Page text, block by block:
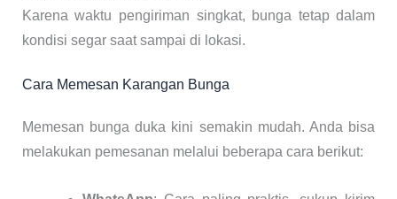
Karena waktu pengiriman singkat, bunga tetap dalam
kondisi segar saat sampai di lokasi.
Cara Memesan Karangan Bunga
Memesan bunga duka kini semakin mudah. Anda bisa
melakukan pemesanan melalui beberapa cara berikut: